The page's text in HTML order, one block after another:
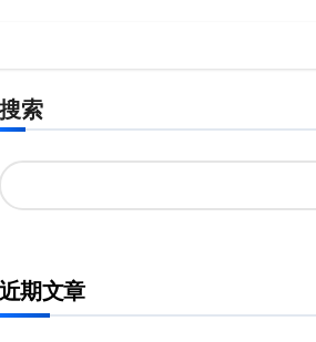
搜索
近期文章